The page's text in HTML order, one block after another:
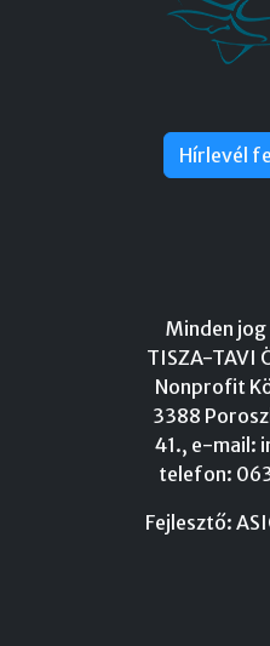
Hírlevél
Minden
TISZA-TAVI
Nonprofit
3388
41., e-mail:
telefon:
Fejlesztő: